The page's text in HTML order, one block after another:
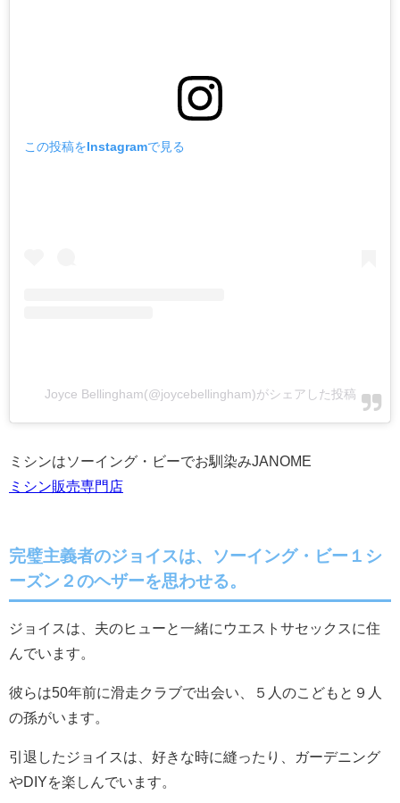
この投稿をInstagramで見る
Joyce Bellingham(@joycebellingham)がシェアした投稿
ミシンはソーイング・ビーでお馴染みJANOME
ミシン販売専門店
完璧主義者のジョイスは、ソーイング・ビー１シ
ーズン２のヘザーを思わせる。
ジョイスは、夫のヒューと一緒にウエストサセックスに住
んでいます。
彼らは50年前に滑走クラブで出会い、５人のこどもと９人
の孫がいます。
引退したジョイスは、好きな時に縫ったり、ガーデニング
やDIYを楽しんでいます。